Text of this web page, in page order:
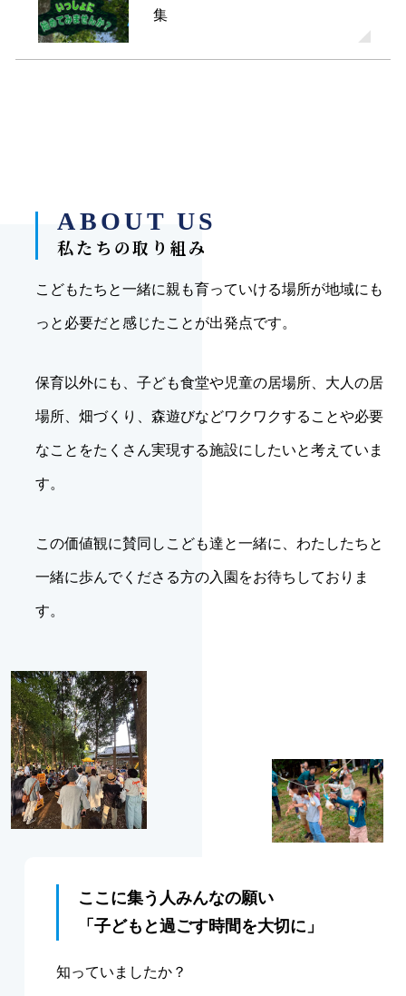
集
私たちの取り組み
こどもたちと一緒に親も育っていける場所が地域にも
っと必要だと感じたことが出発点です。
保育以外にも、子ども食堂や児童の居場所、大人の居
場所、畑づくり、森遊びなどワクワクすることや必要
なことをたくさん実現する施設にしたいと考えていま
す。
この価値観に賛同しこども達と一緒に、わたしたちと
一緒に歩んでくださる方の入園をお待ちしておりま
す。
ここに集う人みんなの願い
「子どもと過ごす時間を大切に」
知っていましたか？